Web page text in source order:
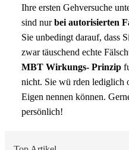
Ihre ersten Gehversuche
sind nurbei autorisierten
Sie unbedingt darauf, dass
zwar täuschend echte
MBT Wirkungs- Prinzip
nicht. Sie wü rden lediglich
Eigen nennen können.
persönlich!